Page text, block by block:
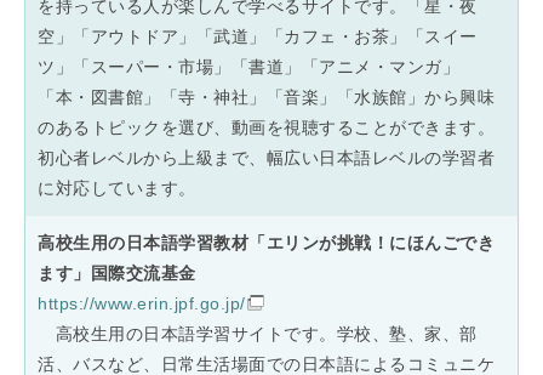
を持っている人が楽しんで学べるサイトです。「星・夜
空」「アウトドア」「武道」「カフェ・お茶」「スイー
ツ」「スーパー・市場」「書道」「アニメ・マンガ」
「本・図書館」「寺・神社」「音楽」「水族館」から興味
のあるトピックを選び、動画を視聴することができます。
初心者レベルから上級まで、幅広い日本語レベルの学習者
に対応しています。
高校生用の日本語学習教材「エリンが挑戦！にほんごでき
ます」国際交流基金
https://www.erin.jpf.go.jp/
高校生用の日本語学習サイトです。学校、塾、家、部
活、バスなど、日常生活場面での日本語によるコミュニケ